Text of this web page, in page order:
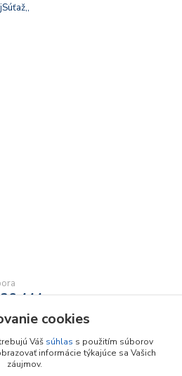
444
cookies
Váš súhlas s použitím súborov
informácie týkajúce sa Vašich
záujmov.